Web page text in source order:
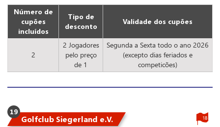
Número de
cupões
incluídos
Tipo de
desconto
Validade dos cupões
2
2 Jogadores
pelo preço
de 1
Segunda a Sexta todo o ano 2026
(excepto dias feriados e
competicões)
19
Golfclub Siegerland e.V. 18